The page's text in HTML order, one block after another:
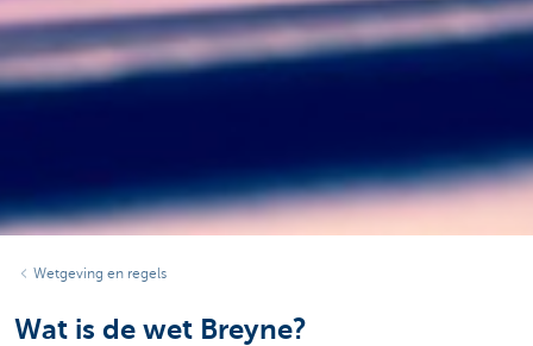
Wetgeving en regels
Wat is de wet Breyne?